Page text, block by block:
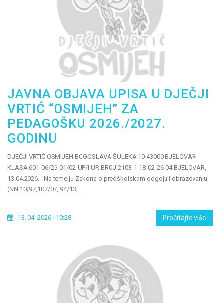
JAVNA OBJAVA UPISA U DJEČJI
VRTIĆ “OSMIJEH” ZA
PEDAGOŠKU 2026./2027.
GODINU
DJEČJI VRTIĆ OSMIJEH BOGOSLAVA ŠULEKA 10 43000 BJELOVAR
KLASA:601-06/26-01/02-UP/I UR.BROJ:2103-1-18-02-26-04 BJELOVAR,
13.04.2026. Na temelju Zakona o predškolskom odgoju i obrazovanju
(NN 10/97,107/07, 94/13,...
13. 04. 2026 - 10:28 Pročitajte više